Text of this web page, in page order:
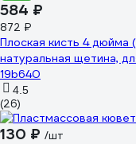
584 ₽
872 ₽
Плоская кисть 4 дюйма
натуральная щетина,
19b640
4.5
(26)
130 ₽ /шт